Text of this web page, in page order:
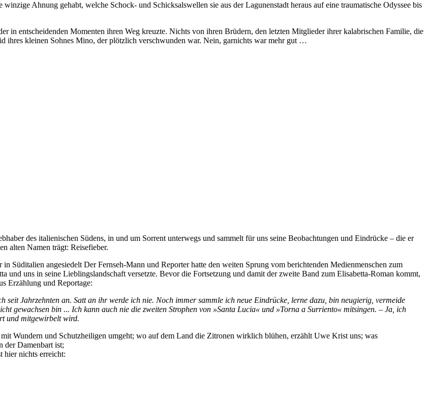
Ahnung gehabt, welche Schock- und Schicksalswellen sie aus der Lagunenstadt heraus auf eine traumatische Odyssee bis
in entscheidenden Momenten ihren Weg kreuzte. Nichts von ihren Brüdern, den letzten Mitglieder ihrer kalabrischen Familie, die
ihres kleinen Sohnes Mino, der plötzlich verschwunden war. Nein, garnichts war mehr gut …
des italienischen Südens, in und um Sorrent unterwegs und sammelt für uns seine Beobachtungen und Eindrücke – die er
alten Namen trägt: Reisefieber.
in Süditalien angesiedelt Der Fernseh-Mann und Reporter hatte den weiten Sprung vom berichtenden Medienmenschen zum
und uns in seine Lieblingslandschaft versetzte. Bevor die Fortsetzung und damit der zweite Band zum Elisabetta-Roman kommt,
Erzählung und Reportage:
seit Jahrzehnten an. Satt an ihr werde ich nie. Noch immer sammle ich neue Eindrücke, lerne dazu, bin neugierig, vermeide
gewachsen bin ... Ich kann auch nie die zweiten Strophen von »Santa Lucia« und »Torna a Surriento« mitsingen. – Ja, ich
und mitgewirbelt wird.
Wundern und Schutzheiligen umgeht; wo auf dem Land die Zitronen wirklich blühen, erzählt Uwe Krist uns; was
der Damenbart ist;
hier nichts erreicht: